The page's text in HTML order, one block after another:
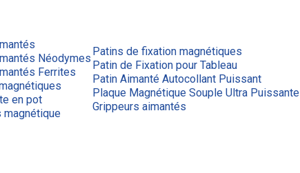
Néodymes
Ferrites
en pot
Patins de fixation magnétiques
Patin de Fixation pour Tableau
Patin Aimanté Autocollant Puissant
Plaque Magnétique Souple Ultra Puissante
Grippeurs aimantés